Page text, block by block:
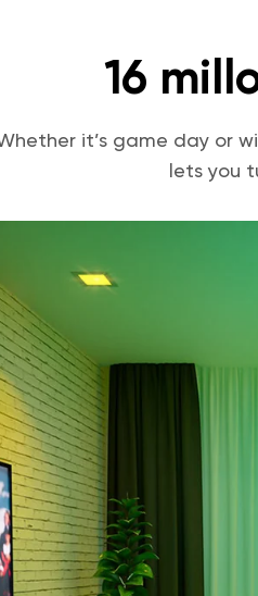
16
it’s game day or
lets you